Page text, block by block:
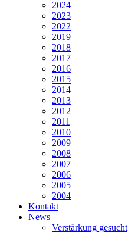
2024
2023
2022
2019
2018
2017
2016
2015
2014
2013
2012
2011
2010
2009
2008
2007
2006
2005
2004
Kontakt
News
Verstärkung gesucht